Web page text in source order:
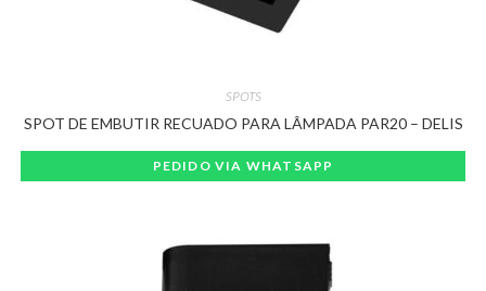
SPOTS
SPOT DE EMBUTIR RECUADO PARA LÂMPADA PAR20 – DELIS
PEDIDO VIA WHATSAPP